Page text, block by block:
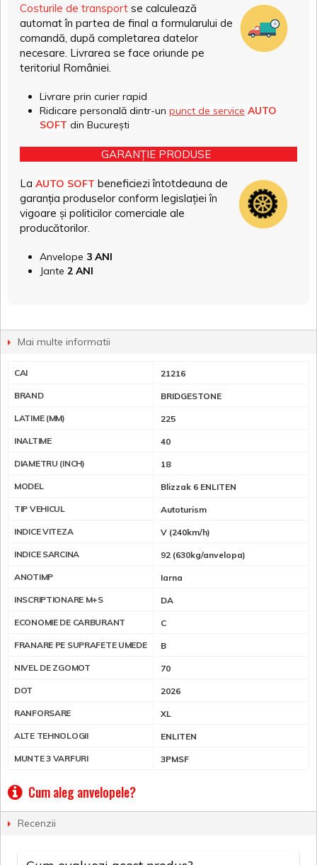
Costurile de transport se calculează
automat în partea de final a formularului de
comandă, după completarea datelor
necesare. Livrarea se face oriunde pe
teritoriul României.
Livrare prin curier rapid
Ridicare personală dintr-un punct de service AUTO
SOFT din București
GARANȚIE PRODUSE
La AUTO SOFT beneficiezi întotdeauna de
garanția produselor conform legislației în
vigoare și politicilor comerciale ale
producătorilor.
Anvelope 3 ANI
Jante 2 ANI
Mai multe informatii
CAI 21216
BRAND BRIDGESTONE
LATIME (MM) 225
INALTIME 40
DIAMETRU (INCH) 18
MODEL Blizzak 6 ENLITEN
TIP VEHICUL Autoturism
INDICE VITEZA V (240km/h)
INDICE SARCINA 92 (630kg/anvelopa)
ANOTIMP Iarna
INSCRIPTIONARE M+S DA
ECONOMIE DE CARBURANT C
FRANARE PE SUPRAFETE UMEDE B
NIVEL DE ZGOMOT 70
DOT 2026
RANFORSARE XL
ALTE TEHNOLOGII ENLITEN
MUNTE 3 VARFURI 3PMSF
Cum aleg anvelopele?
Recenzii